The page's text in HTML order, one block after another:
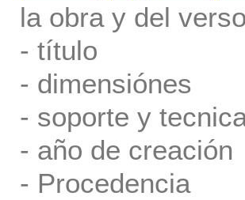
la obra y del
- título
- dimensiónes
- soporte y
- año de creación
- Procedencia